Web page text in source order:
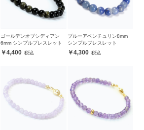
ゴールデンオブシディアン
6mm シンプルブレスレット
4,400
ブルーアベンチュリン8mm
シンプルブレスレット
4,300